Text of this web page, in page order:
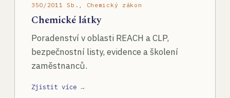
350/2011 Sb., Chemický zákon
Chemické látky
Poradenství v oblasti REACH a CLP,
bezpečnostní listy, evidence a školení
zaměstnanců.
Zjistit více →